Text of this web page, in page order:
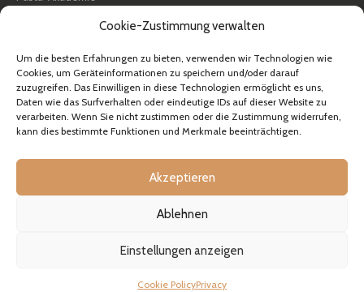
Cookie-Zustimmung verwalten
Um die besten Erfahrungen zu bieten, verwenden wir Technologien wie
Cookies, um Geräteinformationen zu speichern und/oder darauf
zuzugreifen. Das Einwilligen in diese Technologien ermöglicht es uns,
Daten wie das Surfverhalten oder eindeutige IDs auf dieser Website zu
verarbeiten. Wenn Sie nicht zustimmen oder die Zustimmung widerrufen,
kann dies bestimmte Funktionen und Merkmale beeinträchtigen.
Akzeptieren
Ablehnen
Einstellungen anzeigen
Cookie PolicyPrivacy
Über Pastidea
HILFE
FAQ & Support
Kontakt
Versandinformationen
Rechtssitz: Fisti 20, 39036 Badia (BZ), Italien
Produktions- und Logistikstandort: Via Majet 17, 22030 Caslino d’Erba (CO), Italien